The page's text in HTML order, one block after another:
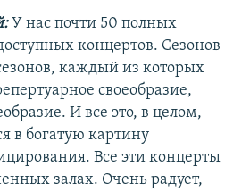
У нас почти 50 полных
концертов. Сезонов
каждый из которых
своеобразие,
И все это, в целом,
в богатую картину
Все эти концерты
залах. Очень радует,